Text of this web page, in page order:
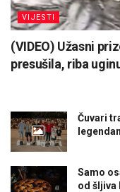
VIJESTI
(VIDEO) Užasni
presušila, riba
Čuvari
Samo
od šljiva